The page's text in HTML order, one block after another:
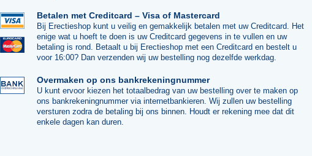
Betalen met Creditcard – Visa of Mastercard
Bij Erectieshop kunt u veilig en gemakkelijk betalen met uw Creditcard. Het
enige wat u hoeft te doen is uw Creditcard gegevens in te vullen en uw
betaling is rond. Betaalt u bij Erectieshop met een Creditcard en bestelt u
voor 16:00? Dan verzenden wij uw bestelling nog dezelfde werkdag.
Overmaken op ons bankrekeningnummer
U kunt ervoor kiezen het totaalbedrag van uw bestelling over te maken op
ons bankrekeningnummer via internetbankieren. Wij zullen uw bestelling
versturen zodra de betaling bij ons binnen. Houdt er rekening mee dat dit
enkele dagen kan duren.